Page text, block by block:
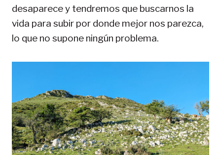
desaparece y tendremos que buscarnos la
vida para subir por donde mejor nos parezca,
lo que no supone ningún problema.